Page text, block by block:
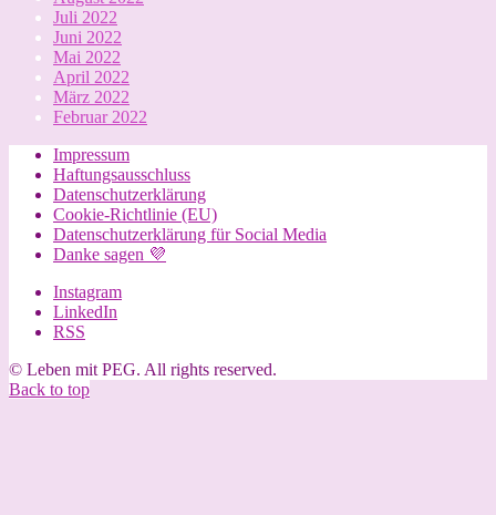
Juli 2022
Juni 2022
Mai 2022
April 2022
März 2022
Februar 2022
Impressum
Haftungsausschluss
Datenschutzerklärung
Cookie-Richtlinie (EU)
Datenschutzerklärung für Social Media
Danke sagen 💜
Instagram
LinkedIn
RSS
© Leben mit PEG. All rights reserved.
Back to top